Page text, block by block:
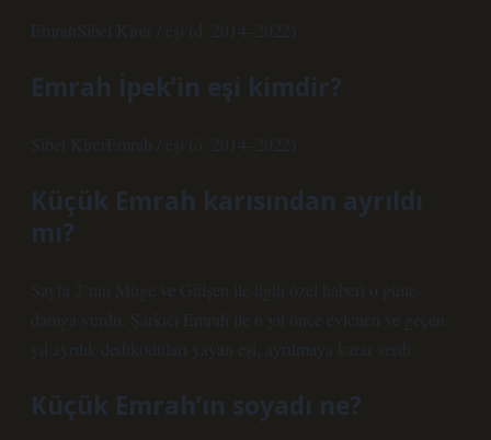
EmrahSibel Kirer / eşi (d. 2014–2022)
Emrah İpek’in eşi kimdir?
Sibel KirerEmrah / eşi (ö. 2014–2022)
Küçük Emrah karısından ayrıldı
mı?
Sayfa 2’nin Müge ve Gülşen ile ilgili özel haberi o güne
damga vurdu. Şarkıcı Emrah ile 6 yıl önce evlenen ve geçen
yıl ayrılık dedikoduları yayan eşi, ayrılmaya karar verdi.
Küçük Emrah’ın soyadı ne?